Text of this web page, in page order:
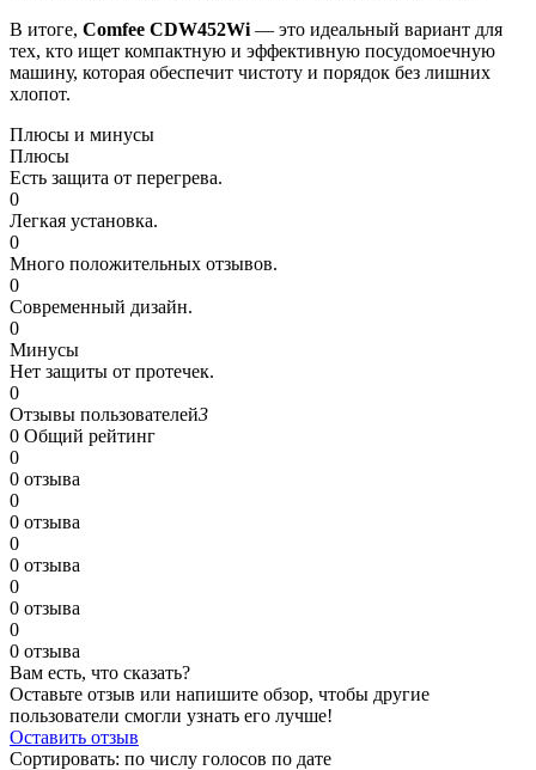
В итоге, Comfee CDW452Wi — это идеальный вариант для
тех, кто ищет компактную и эффективную посудомоечную
машину, которая обеспечит чистоту и порядок без лишних
хлопот.
Плюсы и минусы
Плюсы
Есть защита от перегрева.
0
Легкая установка.
0
Много положительных отзывов.
0
Современный дизайн.
0
Минусы
Нет защиты от протечек.
0
Отзывы пользователей3
0 Общий рейтинг
0
0 отзыва
0
0 отзыва
0
0 отзыва
0
0 отзыва
0
0 отзыва
Вам есть, что сказать?
Оставьте отзыв или напишите обзор, чтобы другие
пользователи смогли узнать его лучше!
Оставить отзыв
Сортировать: по числу голосов по дате